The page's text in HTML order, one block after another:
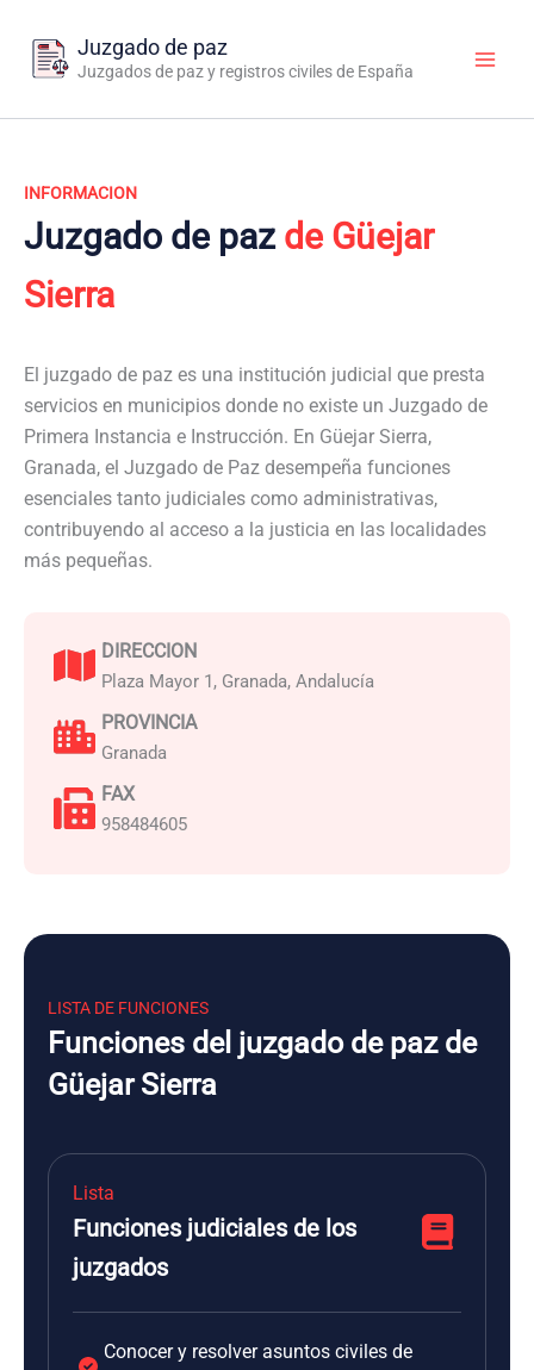
contenido
Juzgado de paz
Juzgados de paz y registros civiles de España
INFORMACION
Juzgado de paz de Güejar
Sierra
El juzgado de paz es una institución judicial que presta
servicios en municipios donde no existe un Juzgado de
Primera Instancia e Instrucción. En Güejar Sierra,
Granada, el Juzgado de Paz desempeña funciones
esenciales tanto judiciales como administrativas,
contribuyendo al acceso a la justicia en las localidades
más pequeñas.
DIRECCION
Plaza Mayor 1, Granada, Andalucía
PROVINCIA
Granada
FAX
958484605
LISTA DE FUNCIONES
Funciones del juzgado de paz de
Güejar Sierra
Lista
Funciones judiciales de los
juzgados
Conocer y resolver asuntos civiles de